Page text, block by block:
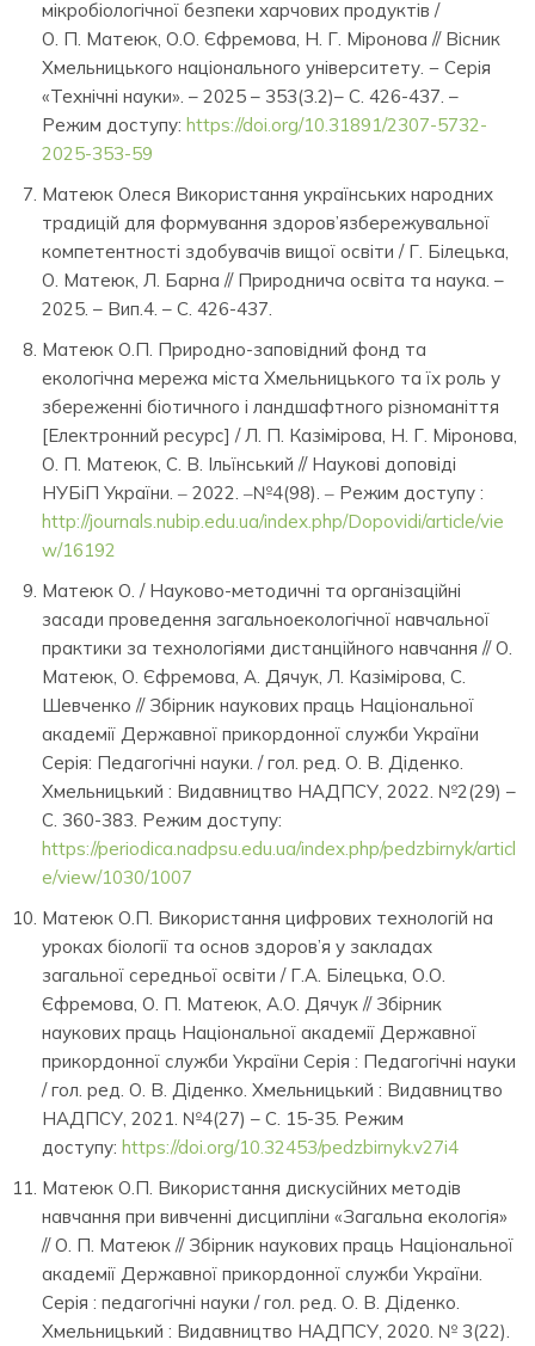
мікробіологічної безпеки харчових продуктів /
О. П. Матеюк, О.О. Єфремова, Н. Г. Міронова // Вісник
Хмельницького національного університету. − Серія
«Технічні науки». – 2025 – 353(3.2)– С. 426-437. –
Режим доступу: https://doi.org/10.31891/2307-5732-
2025-353-59
Матеюк Олеся Використання українських народних
традицій для формування здоров’язбережувальної
компетентності здобувачів вищої освіти / Г. Білецька,
О. Матеюк, Л. Барна // Природнича освіта та наука. –
2025. – Вип.4. – С. 426-437.
Матеюк О.П. Природно-заповідний фонд та
екологічна мережа міста Хмельницького та їх роль у
збереженні біотичного і ландшафтного різноманіття
[Електронний ресурс] / Л. П. Казімірова, Н. Г. Міронова,
О. П. Матеюк, С. В. Ільїнський // Наукові доповіді
НУБіП України. ‒ 2022. ‒№4(98). ‒ Режим доступу :
http://journals.nubip.edu.ua/index.php/Dopovidi/article/vie
w/16192
Матеюк О. / Науково-методичні та організаційні
засади проведення загальноекологічної навчальної
практики за технологіями дистанційного навчання // О.
Матеюк, О. Єфремова, А. Дячук, Л. Казімірова, С.
Шевченко // Збірник наукових праць Національної
академії Державної прикордонної служби України
Серія: Педагогічні науки. / гол. ред. О. В. Діденко.
Хмельницький : Видавництво НАДПСУ, 2022. №2(29) –
С. 360-383. Режим доступу:
https://periodica.nadpsu.edu.ua/index.php/pedzbirnyk/articl
e/view/1030/1007
Матеюк О.П. Використання цифрових технологій на
уроках біології та основ здоров’я у закладах
загальної середньої освіти / Г.А. Білецька, О.О.
Єфремова, О. П. Матеюк, А.О. Дячук // Збірник
наукових праць Національної академії Державної
прикордонної служби України Серія : Педагогічні науки
/ гол. ред. О. В. Діденко. Хмельницький : Видавництво
НАДПСУ, 2021. №4(27) – С. 15-35. Режим
доступу: https://doi.org/10.32453/pedzbirnyk.v27i4
Матеюк О.П. Використання дискусійних методів
навчання при вивченні дисципліни «Загальна екологія»
// О. П. Матеюк // Збірник наукових праць Національної
академії Державної прикордонної служби України.
Серія : педагогічні науки / гол. ред. О. В. Діденко.
Хмельницький : Видавництво НАДПСУ, 2020. № 3(22).